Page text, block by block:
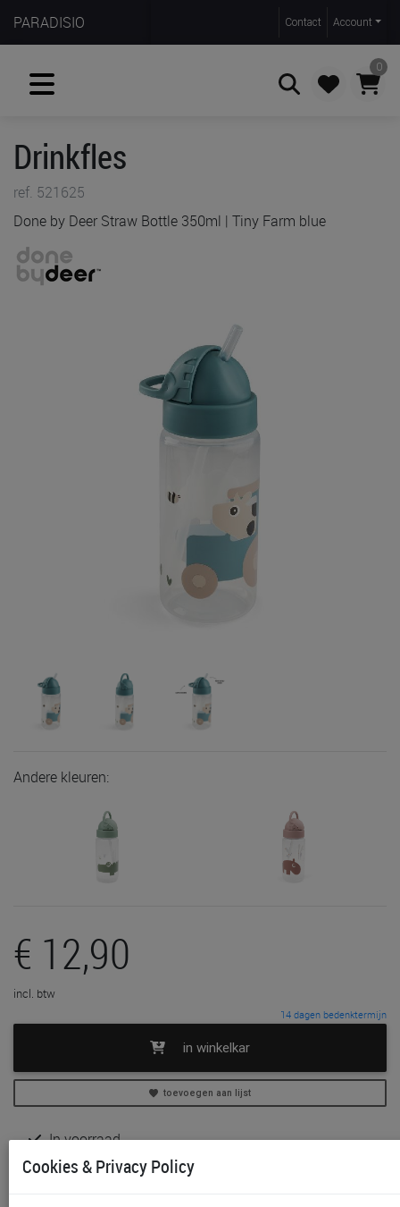
PARADISIO Contact Account
0
Drinkfles
ref. 521625
Done by Deer Straw Bottle 350ml | Tiny Farm blue
Andere kleuren:
€ 12,90
incl. btw
14 dagen bedenktermijn
in winkelkar
toevoegen aan lijst
In voorraad
Gratis (en direct) af te halen in onze
Gent, Sint-Niklaas en Waregem
Cookies & Privacy Policy